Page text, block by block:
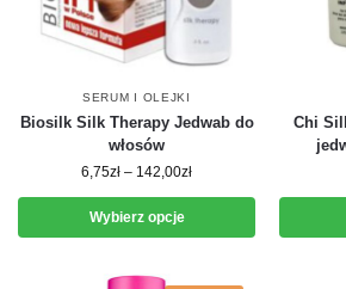
SERUM I OLEJKI
Biosilk Silk Therapy Jedwab do
włosów
6,75zł – 142,00zł
Wybierz opcje
Chi